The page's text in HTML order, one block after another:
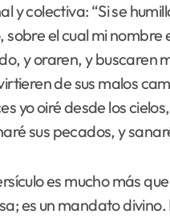
y colectiva: “Si se
sobre el cual mi nombre
y oraren, y buscaren
de sus malos
yo oiré desde los
sus pecados, y
es mucho más
es un mandato